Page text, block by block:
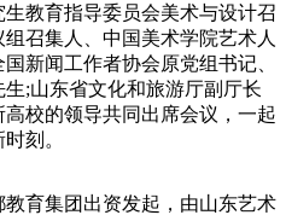
教育指导委员会美术与设计召
召集人、中国美术学院艺术人
新闻工作者协会原党组书记、
;山东省文化和旅游厅副厅长
校的领导共同出席会议，一起
刻。
育集团出资发起，由山东艺术